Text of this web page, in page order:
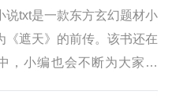
说txt是一款东方玄幻题材小
《遮天》的前传。该书还在
，小编也会不断为大家更